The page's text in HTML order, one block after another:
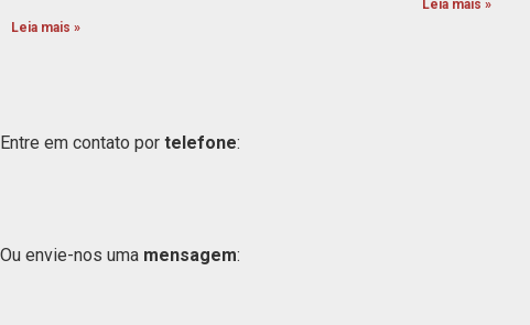
Leia mais »
Leia mais »
Entre em contato por telefone:
Ou envie-nos uma mensagem: